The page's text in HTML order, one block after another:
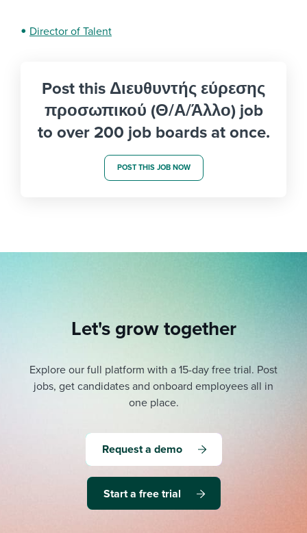
Director of Talent
Post this Διευθυντής εύρεσης
προσωπικού (Θ/Α/Άλλο) job
to over 200 job boards at once.
POST THIS JOB NOW
Let's grow together
Explore our full platform with a 15-day free trial. Post
jobs, get candidates and onboard employees all in
one place.
Request a demo
Start a free trial